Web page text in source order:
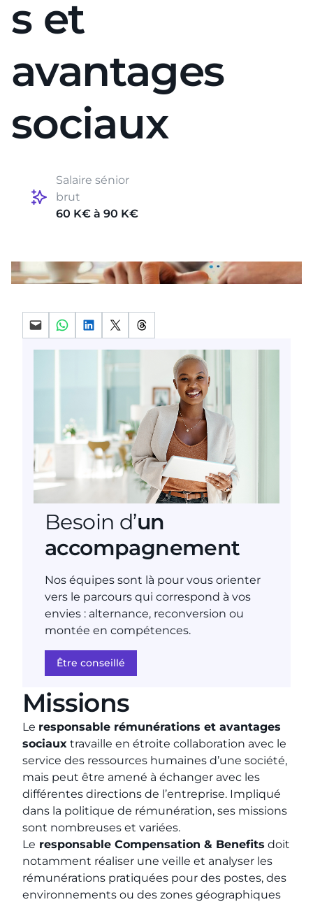
s et
avantages
sociaux
Salaire sénior
brut
60 K€ à 90 K€
Partager par mail Partager sur WhatsApp
Partager sur LinkedIn
Partager sur X Partager sur Threads
Besoin d’un
accompagnement
Nos équipes sont là pour vous orienter
vers le parcours qui correspond à vos
envies : alternance, reconversion ou
montée en compétences.
Être conseillé
Missions
Le responsable rémunérations et avantages
sociaux travaille en étroite collaboration avec le
service des ressources humaines d’une société,
mais peut être amené à échanger avec les
différentes directions de l’entreprise. Impliqué
dans la politique de rémunération, ses missions
sont nombreuses et variées.
Le responsable Compensation & Benefits doit
notamment réaliser une veille et analyser les
rémunérations pratiquées pour des postes, des
environnements ou des zones géographiques